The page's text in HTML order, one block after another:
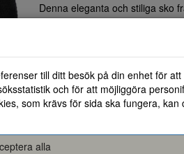
Denna eleganta och stiliga sko
komfort och mode. Tillverkad i
hållbarhet. Det skarpa svarta
oavsett om det är en
Skoformen är designad för att
sulan bidrar till en behaglig
snygg detalj av textur som ger
kvinnan.
Känn dig självsäker och
mångsidiga sko. Perfekt för
till ditt besök på din enhet för att
och för att möjliggöra
som krävs för sida ska fungera, kan
alla